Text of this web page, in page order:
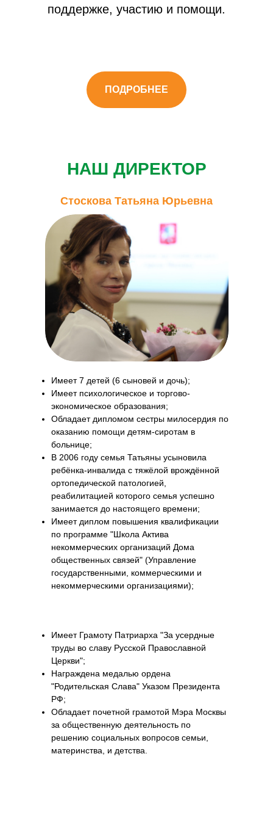
поддержке, участию и помощи.
ПОДРОБНЕЕ
НАШ ДИРЕКТОР
Стоскова Татьяна Юрьевна
Имеет 7 детей (6 сыновей и дочь);
Имеет психологическое и торгово-
экономическое образования;
Обладает дипломом сестры милосердия по
оказанию помощи детям-сиротам в
больнице;
В 2006 году семья Татьяны усыновила
ребёнка-инвалида с тяжёлой врождённой
ортопедической патологией,
реабилитацией которого семья успешно
занимается до настоящего времени;
Имеет диплом повышения квалификации
по программе "Школа Актива
некоммерческих организаций Дома
общественных связей" (Управление
государственными, коммерческими и
некоммерческими организациями);
Имеет Грамоту Патриарха "За усердные
труды во славу Русской Православной
Церкви";
Награждена медалью ордена
"Родительская Слава" Указом Президента
РФ;
Обладает почетной грамотой Мэра Москвы
за общественную деятельность по
решению социальных вопросов семьи,
материнства, и детства.